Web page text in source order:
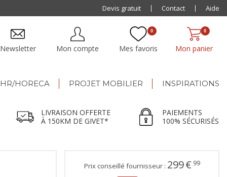
Mon panier
0
Mes favoris
0
Mon compte
Newsletter
HORECA PROJET MOBILIER INSPIRATIONS
LIVRAISON OFFERTE
À 150KM DE GIVET*
PAIEMENTS
100% SÉCURISÉS
Prix conseillé fournisseur : 299€ 99
Paiement jusqu'à48x
Devis gratuit Contact Aide